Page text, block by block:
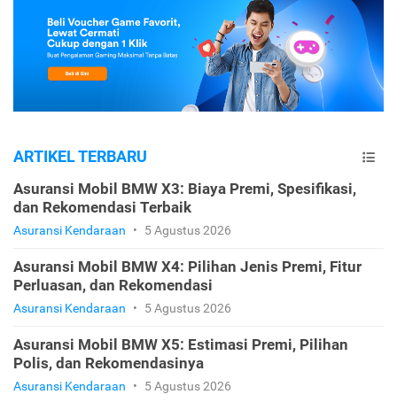
ARTIKEL TERBARU
Asuransi Mobil BMW X3: Biaya Premi, Spesifikasi,
dan Rekomendasi Terbaik
Asuransi Kendaraan • 5 Agustus 2026
Asuransi Mobil BMW X4: Pilihan Jenis Premi, Fitur
Perluasan, dan Rekomendasi
Asuransi Kendaraan • 5 Agustus 2026
Asuransi Mobil BMW X5: Estimasi Premi, Pilihan
Polis, dan Rekomendasinya
Asuransi Kendaraan • 5 Agustus 2026